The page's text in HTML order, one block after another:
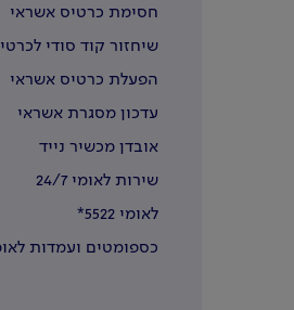
חסימת כרטיס אשראי
שיחזור קוד סודי
הפעלת כרטיס אשראי
עדכון מסגרת אשראי
אובדן מכשיר נייד
שירות לאומי 24/7
לאומי 5522*
כספומטים ועמדות